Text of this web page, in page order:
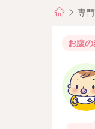
専
お腹